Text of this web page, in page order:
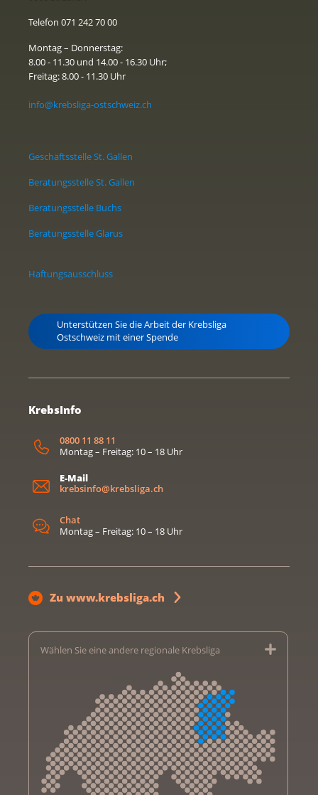
Telefon 071 242 70 00
Montag – Donnerstag:
8.00 - 11.30 und 14.00 - 16.30 Uhr;
Freitag: 8.00 - 11.30 Uhr
info@krebsliga-ostschweiz.ch
Geschäftsstelle St. Gallen
Beratungsstelle St. Gallen
Beratungsstelle Buchs
Beratungsstelle Glarus
Haftungsausschluss
Unterstützen Sie die Arbeit der Krebsliga
Ostschweiz mit einer Spende
KrebsInfo
0800 11 88 11
Montag – Freitag: 10 – 18 Uhr
E-Mail
krebsinfo@krebsliga.ch
Chat
Montag – Freitag: 10 – 18 Uhr
Zu www.krebsliga.ch
Wählen Sie eine andere regionale Krebsliga